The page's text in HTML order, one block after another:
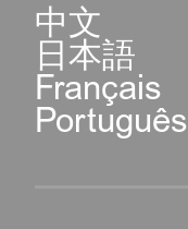
中文
日本語
Français
Português